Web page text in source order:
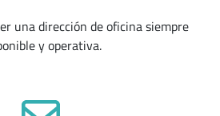
una dirección de oficina siempre
y operativa.